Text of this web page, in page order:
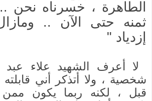
الطاهرة ، خسرناه نحن ..
ثمنه حتى الآن ..
إزدياد "
لا أعرف الشهيد علاء عبد
شخصية ، ولا أتذكر أني
قبل ، لكنه ربما يكون